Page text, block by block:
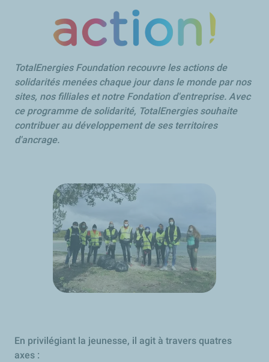
TotalEnergies Foundation recouvre les actions de
solidarités menées chaque jour dans le monde par nos
sites, nos filliales et notre Fondation d'entreprise. Avec
ce programme de solidarité, TotalEnergies souhaite
contribuer au développement de ses territoires
d'ancrage.
En privilégiant la jeunesse, il agit à travers quatres
axes :